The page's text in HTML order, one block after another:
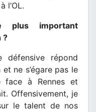
l’OL.
important
?
défensive répond
ne s’égare pas le
face à Rennes et
Offensivement, je
le talent de nos